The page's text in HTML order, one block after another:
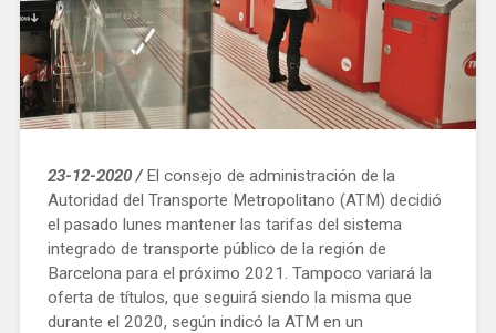
23-12-2020 / El consejo de administración de la
Autoridad del Transporte Metropolitano (ATM) decidió
el pasado lunes mantener las tarifas del sistema
integrado de transporte público de la región de
Barcelona para el próximo 2021. Tampoco variará la
oferta de títulos, que seguirá siendo la misma que
durante el 2020, según indicó la ATM en un